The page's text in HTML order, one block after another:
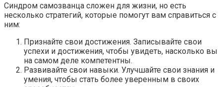
Синдром самозванца сложен для жизни, но есть
несколько стратегий, которые помогут вам справиться с
ним:
Признайте свои достижения. Записывайте свои
успехи и достижения, чтобы увидеть, насколько вы
на самом деле компетентны.
Развивайте свои навыки. Улучшайте свои знания и
умения, чтобы стать более уверенным в своих